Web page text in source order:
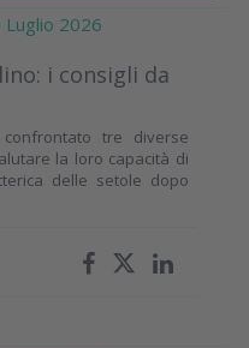
2026
i consigli da
tre diverse
la loro capacità di
delle setole dopo